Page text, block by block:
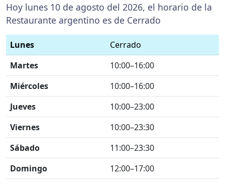
Hoy lunes 10 de agosto del 2026, el horario de la
Restaurante argentino es de Cerrado
Lunes
Cerrado
Martes
10:00–16:00
Miércoles
10:00–16:00
Jueves
10:00–23:00
Viernes
10:00–23:30
Sábado
11:00–23:30
Domingo
12:00–17:00